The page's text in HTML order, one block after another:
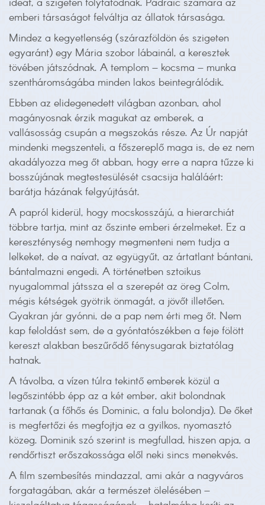
emberi társaságot felváltja az állatok társasága.
Mindez a kegyetlenség (szárazföldön és szigeten
egyaránt) egy Mária szobor lábainál, a keresztek
tövében játszódnak. A templom – kocsma – munka
szentháromságába minden lakos beintegrálódik.
Ebben az elidegenedett világban azonban, ahol
magányosnak érzik magukat az emberek, a
vallásosság csupán a megszokás része. Az Úr napját
mindenki megszenteli, a főszereplő maga is, de ez nem
akadályozza meg őt abban, hogy erre a napra tűzze ki
bosszújának megtestesülését csacsija haláláért:
barátja házának felgyújtását.
A papról kiderül, hogy mocskosszájú, a hierarchiát
többre tartja, mint az őszinte emberi érzelmeket. Ez a
kereszténység nemhogy megmenteni nem tudja a
lelkeket, de a naívat, az együgyűt, az ártatlant bántani,
bántalmazni engedi. A történetben sztoikus
nyugalommal játssza el a szerepét az öreg Colm,
mégis kétségek gyötrik önmagát, a jövőt illetően.
Gyakran jár gyónni, de a pap nem érti meg őt. Nem
kap feloldást sem, de a gyóntatószékben a feje fölött
kereszt alakban beszűrődő fénysugarak biztatólag
hatnak.
A távolba, a vízen túlra tekintő emberek közül a
legőszintébb épp az a két ember, akit bolondnak
tartanak (a főhős és Dominic, a falu bolondja). De őket
is megfertőzi és megfojtja ez a gyilkos, nyomasztó
közeg. Dominik szó szerint is megfullad, hiszen apja, a
rendőrtiszt erőszakossága elől neki sincs menekvés.
A film szembesítés mindazzal, ami akár a nagyváros
forgatagában, akár a természet ölelésében –